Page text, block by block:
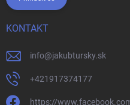
KONTAKT
info@jakubtursky.sk
+421917374177
https://